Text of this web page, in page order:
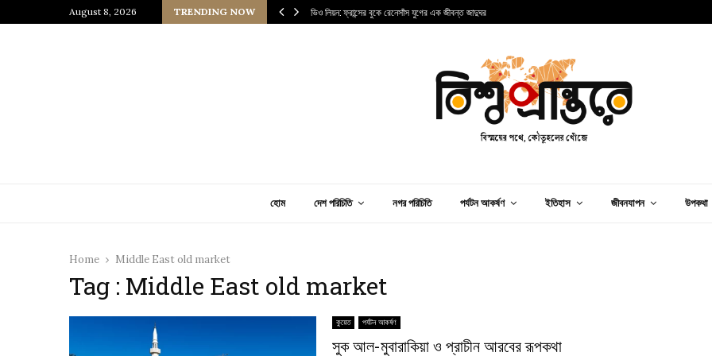
August 8, 2026 TRENDING NOW
জাপানি আধ্যাত্মিকতার ছোঁয়া ভিও লিয়ন: ফ্রান্সের বুকে রেনেসাঁস যুগের এক জীবন্ত জাদুঘর
হোম দেশ পরিচিতি নগর পরিচিতি পর্যটন আকর্ষণ ইতিহাস জীবনযাপন উপকথা
Home Middle East old market
Tag : Middle East old market
কুয়েত পর্যটন আকর্ষণ
সুক আল-মুবারাকিয়া ও প্রাচীন আরবের রূপকথা